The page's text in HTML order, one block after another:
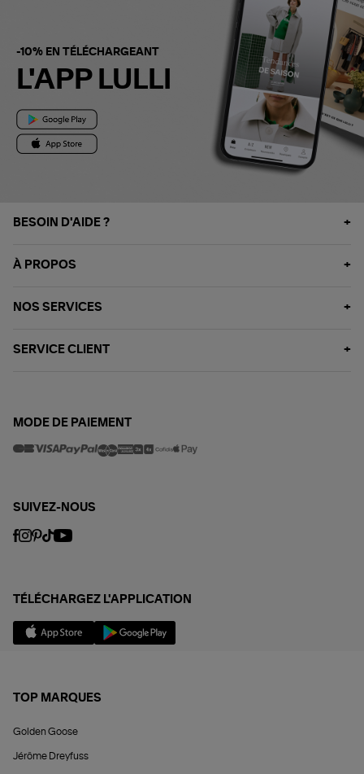
-10% EN TÉLÉCHARGEANT
L'APP LULLI
BESOIN D'AIDE ?
À PROPOS
NOS SERVICES
SERVICE CLIENT
MODE DE PAIEMENT
SUIVEZ-NOUS
TÉLÉCHARGEZ L'APPLICATION
TOP MARQUES
Golden Goose
Jérôme Dreyfuss